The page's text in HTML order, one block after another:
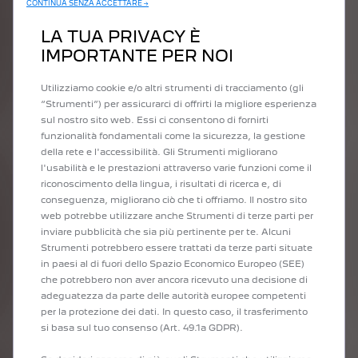
quelle di oggi. "Il velluto era molto di moda, poi ha perso il suo
fascino per alcuni anni. Ora è tornato in grande stile.
Prendiamo in prestito dal passato e dal futuro. I designer di ieri
si sono già posti le domande che ci poniamo oggi.
rispondere".
PRECEDENTE
CONTINUA SENZA ACCETTARE →
LA TUA PRIVACY È
IMPORTANTE PER NOI
Utilizziamo cookie e/o altri strumenti di tracciamento (gli
“Strumenti”) per assicurarci di offrirti la migliore esperienza
sul nostro sito web. Essi ci consentono di fornirti
funzionalità fondamentali come la sicurezza, la gestione
della rete e l'accessibilità. Gli Strumenti migliorano
l'usabilità e le prestazioni attraverso varie funzioni come il
riconoscimento della lingua, i risultati di ricerca e, di
conseguenza, migliorano ciò che ti offriamo. Il nostro sito
web potrebbe utilizzare anche Strumenti di terze parti per
inviare pubblicità che sia più pertinente per te. Alcuni
Strumenti potrebbero essere trattati da terze parti situate
in paesi al di fuori dello Spazio Economico Europeo (SEE)
che potrebbero non aver ancora ricevuto una decisione di
adeguatezza da parte delle autorità europee competenti
per la protezione dei dati. In questo caso, il trasferimento
si basa sul tuo consenso (Art. 49.1a GDPR).